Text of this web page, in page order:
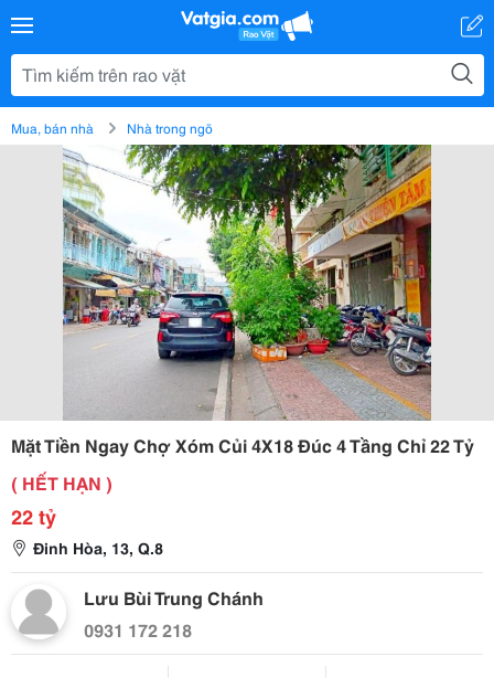
Mua, bán nhà Nhà trong ngõ
Mặt Tiền Ngay Chợ Xóm Củi 4X18 Đúc 4 Tầng Chỉ 22 Tỷ
( HẾT HẠN )
22 tỷ
Đinh Hòa, 13, Q.8
Lưu Bùi Trung Chánh
0931 172 218